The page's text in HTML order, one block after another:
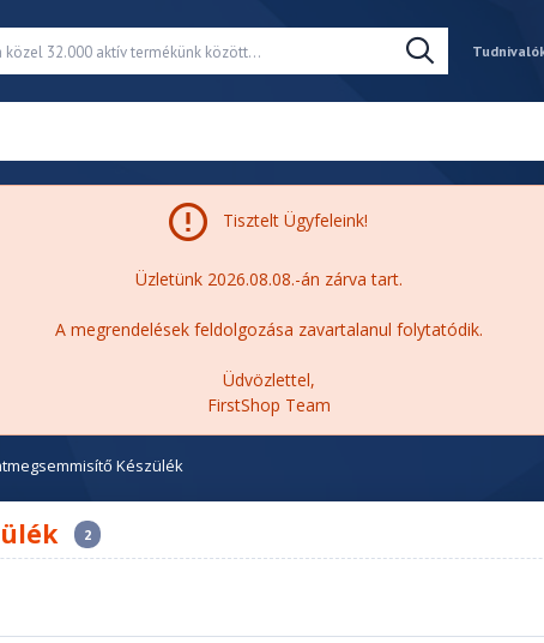
Tisztelt Ügyfeleink!
Üzletünk 2026.08.08.-án zárva tart.
A megrendelések feldolgozása zavartalanul folytatódik.
Üdvözlettel,
FirstShop Team
Készülék
2